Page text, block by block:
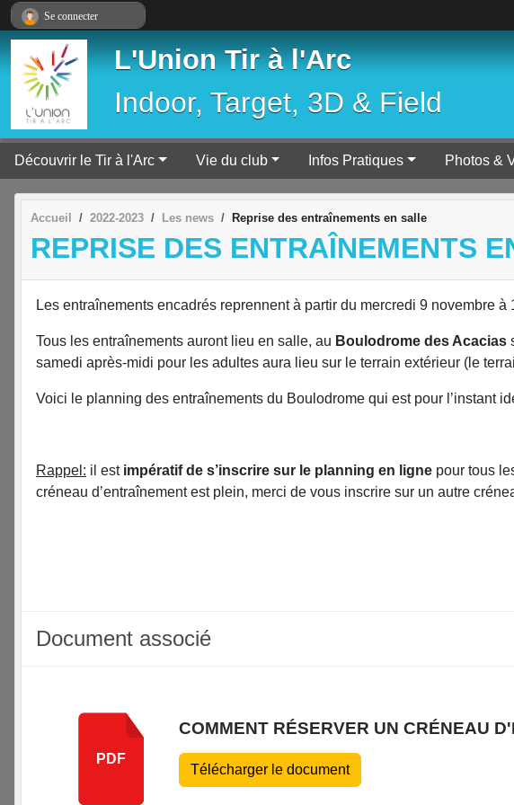
L'Union Tir à l'Arc
Indoor, Target, 3D & Field
Découvrir le Tir à l'Arc Vie du club Infos Pratiques Photos &
Accueil 2022-2023 Les news Reprise des entraînements en salle
REPRISE DES ENTRAÎNEMENTS
Les entraînements encadrés reprennent à partir du mercredi 9 novembre à
Tous les entraînements auront lieu en salle, au Boulodrome des Acacias
samedi après-midi pour les adultes aura lieu sur le terrain extérieur (le
Voici le planning des entraînements du Boulodrome qui est pour l’instant
Rappel: il est impératif de s’inscrire sur le planning en ligne pour tous
créneau d’entraînement est plein, merci de vous inscrire sur un autre
Document associé
PDF
COMMENT RÉSERVER UN CRÉNEAU
Télécharger le document
Se connecter
Panneau de gestion des cookies